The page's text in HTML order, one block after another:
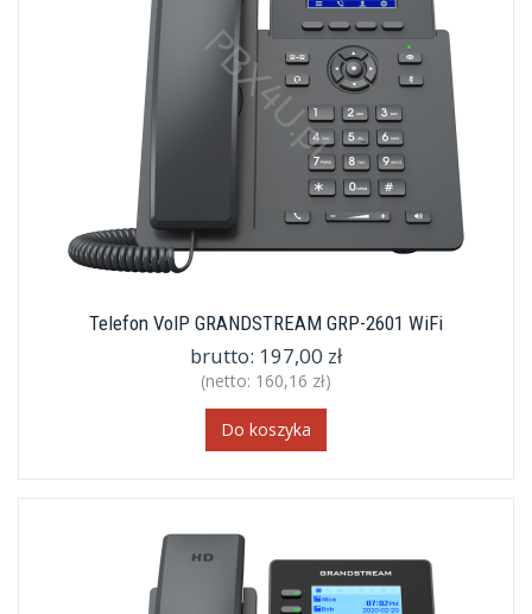
Telefon VoIP GRANDSTREAM GRP-2601 WiFi
brutto: 197,00 zł
(netto: 160,16 zł)
Do koszyka